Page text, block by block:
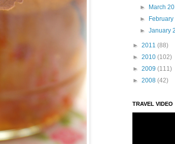
►
March
►
►January
► 2011 (88)
► 2010 (102)
► 2009 (111)
► 2008 (42)
TRAVEL VIDEO